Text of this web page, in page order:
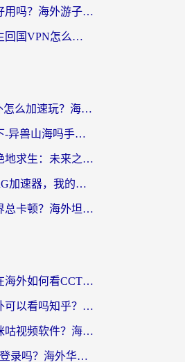
斧牛和加速喵好用吗？海外游子的真实选择困境
马来西亚留学生回国VPN怎么选？3个避坑点+1款实测好用的加速器推荐
Sky光·遇在国外怎么加速玩？海外党亲测有效的国服游戏加速指南
在欧洲能玩天下-异兽山海吗手游？海外玩家的加速器生存指南
在欧洲怎么打绝地求生：未来之役不卡？留学生亲测的加速器避坑指南
人在美国玩BanG加速器，我的延迟终于绿了
海外玩坦克世界总卡顿？海外坦克世界加速器有哪些？实测好用的选择在这里
海外党亲测：在海外如何看CCTV？告别“仅限大陆播放”的实用指南
央视影音在海外可以看吗知乎？留学生亲测：3步解决地域限制+追剧自由
在国外怎么看咪咕视频软件？海外党亲测有效的回国加速方案
12123在国外能登录吗？海外华人必看的回国加速实用指南